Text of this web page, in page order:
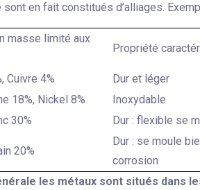
en fait constitués d’alliages.
masse limité aux
Propriété
Cuivre 4%
Dur et léger
18%, Nickel 8%
Inoxydable
30% Dur : flexible se
20%
Dur : se moule
corrosion
les métaux sont situés dans